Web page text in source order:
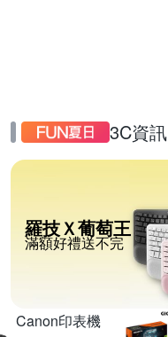
3C資訊
羅技Ｘ葡萄王
滿額好禮送不完
Canon印表機